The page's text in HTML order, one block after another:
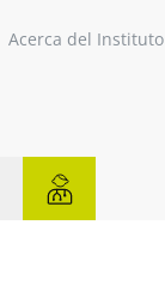
Acerca del Instituto